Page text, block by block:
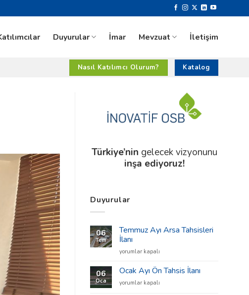
Duyurular İmar Mevzuat İletişim
Nasıl Katılımcı Olurum? Katalog
Türkiye’nin gelecek vizyonunu
inşa ediyoruz!
Duyurular
06
Tem
Temmuz Ayı Arsa Tahsisleri
İlanı
Temmuz
Arsa
İlanı
yorumlar kapalı
06
Oca
Ocak Ayı Ön Tahsis İlanı
Ocak
yorumlar kapalı